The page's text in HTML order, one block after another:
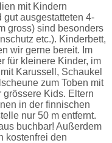
mit Kindern
ausgestatteten 4-
gross) sind besonders
etc.). Kinderbett,
wir gerne bereit. Im
für kleinere Kinder, im
Karussell, Schaukel
zum Toben mit
grössere Kids. Eltern
in der finnischen
nur 50 m entfernt.
buchbar! Außerdem
kostenfrei den